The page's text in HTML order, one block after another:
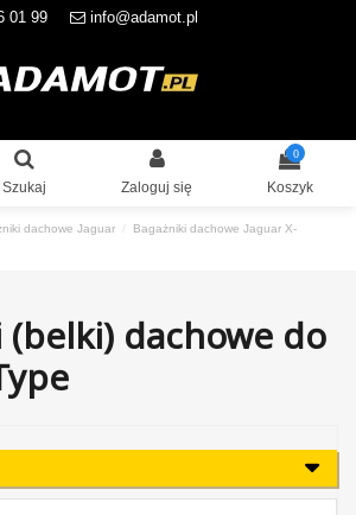
01 99 info@adamot.pl
Szukaj Zaloguj się
0
Koszyk
dachowe Jaguar
Bagażniki dachowe Jaguar X-
(belki) dachowe do